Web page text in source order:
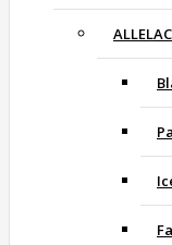
ALLELAC